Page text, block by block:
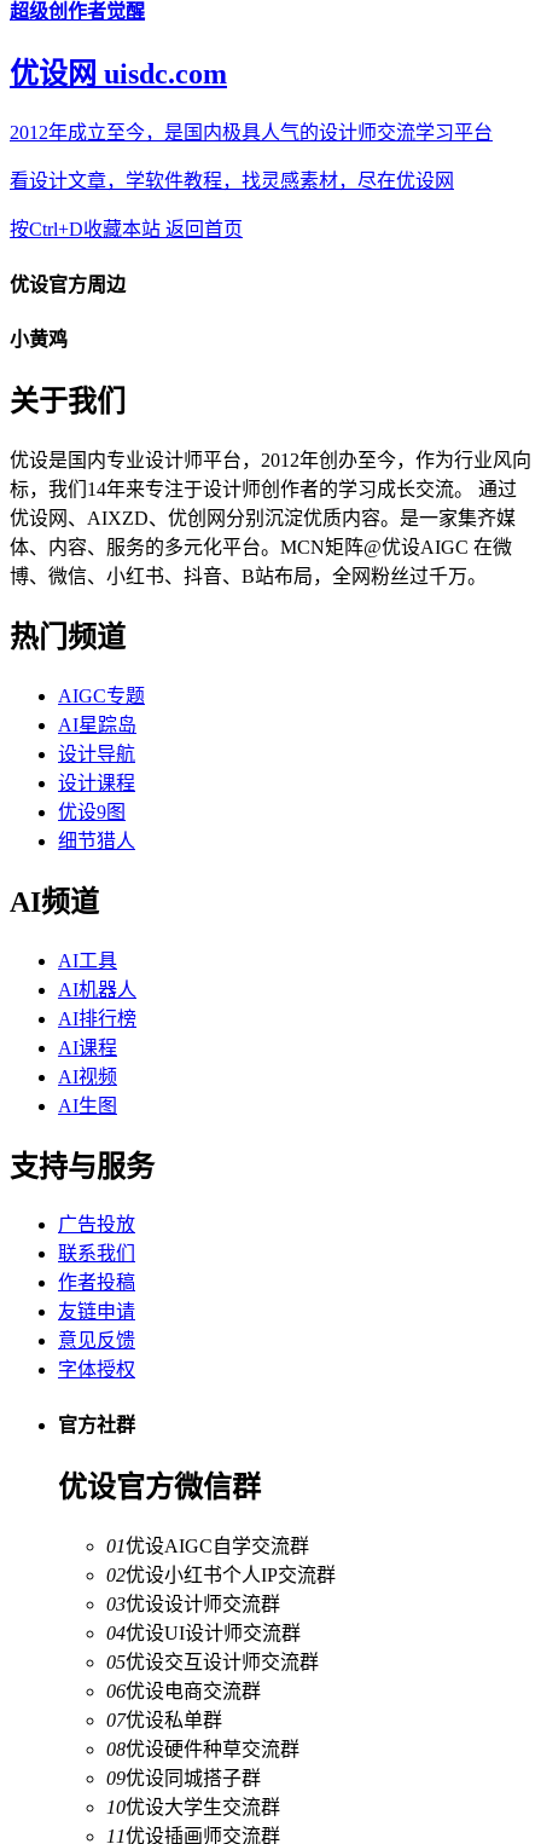
超级创作者觉醒
优设网 uisdc.com
2012年成立至今，是国内极具人气的设计师交流学习平台
看设计文章，学软件教程，找灵感素材，尽在优设网
按Ctrl+D收藏本站 返回首页
优设官方周边
小黄鸡
关于我们
优设是国内专业设计师平台，2012年创办至今，作为行业风向
标，我们14年来专注于设计师创作者的学习成长交流。 通过
优设网、AIXZD、优创网分别沉淀优质内容。是一家集齐媒
体、内容、服务的多元化平台。MCN矩阵@优设AIGC 在微
博、微信、小红书、抖音、B站布局，全网粉丝过千万。
热门频道
AIGC专题
AI星踪岛
设计导航
设计课程
优设9图
细节猎人
AI频道
AI工具
AI机器人
AI排行榜
AI课程
AI视频
AI生图
支持与服务
广告投放
联系我们
作者投稿
友链申请
意见反馈
字体授权
官方社群
优设官方微信群
01优设AIGC自学交流群
02优设小红书个人IP交流群
03优设设计师交流群
04优设UI设计师交流群
05优设交互设计师交流群
06优设电商交流群
07优设私单群
08优设硬件种草交流群
09优设同城搭子群
10优设大学生交流群
11优设插画师交流群